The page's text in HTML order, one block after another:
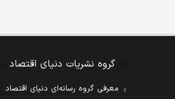
گروه نشریات دنیای اقتصاد
معرفی گروه رسانه‌ای دنیای اقتصاد